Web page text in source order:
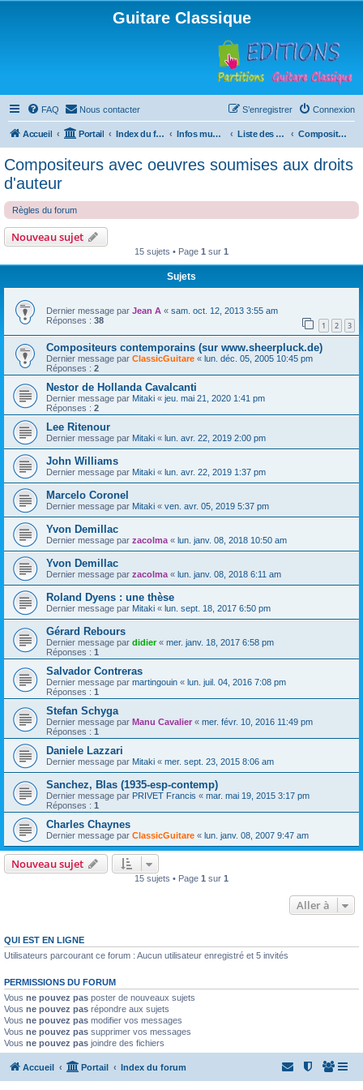
Guitare Classique
FAQ Nous contacter Connexion
S’enregistrer
Accueil Portail Index du forum Infos musicales Liste des compositeurs de musique pour guitare Compositeurs avec oeuvres soumises aux droits d'auteur
Compositeurs avec oeuvres soumises aux droits
d'auteur
Règles du forum
Nouveau sujet
15 sujets • Page 1 sur 1
Sujets
Dernier message par Jean A « sam. oct. 12, 2013 3:55 am
Réponses : 38 1 2 3
Compositeurs contemporains (sur www.sheerpluck.de)
Dernier message par ClassicGuitare « lun. déc. 05, 2005 10:45 pm
Réponses : 2
Nestor de Hollanda Cavalcanti
Dernier message par Mitaki « jeu. mai 21, 2020 1:41 pm
Réponses : 2
Lee Ritenour
Dernier message par Mitaki « lun. avr. 22, 2019 2:00 pm
John Williams
Dernier message par Mitaki « lun. avr. 22, 2019 1:37 pm
Marcelo Coronel
Dernier message par Mitaki « ven. avr. 05, 2019 5:37 pm
Yvon Demillac
Dernier message par zacolma « lun. janv. 08, 2018 10:50 am
Yvon Demillac
Dernier message par zacolma « lun. janv. 08, 2018 6:11 am
Roland Dyens : une thèse
Dernier message par Mitaki « lun. sept. 18, 2017 6:50 pm
Gérard Rebours
Dernier message par didier« mer. janv. 18, 2017 6:58 pm
Réponses : 1
Salvador Contreras
Dernier message par martingouin « lun. juil. 04, 2016 7:08 pm
Réponses : 1
Stefan Schyga
Dernier message par Manu Cavalier « mer. févr. 10, 2016 11:49 pm
Réponses : 1
Daniele Lazzari
Dernier message par Mitaki « mer. sept. 23, 2015 8:06 am
Sanchez, Blas (1935-esp-contemp)
Dernier message par PRIVET Francis « mar. mai 19, 2015 3:17 pm
Réponses : 1
Charles Chaynes
Dernier message par ClassicGuitare « lun. janv. 08, 2007 9:47 am
Nouveau sujet
15 sujets • Page 1 sur 1
Aller à
QUI EST EN LIGNE
Utilisateurs parcourant ce forum : Aucun utilisateur enregistré et 5 invités
PERMISSIONS DU FORUM
Vous ne pouvez pas poster de nouveaux sujets
Vous ne pouvez pas répondre aux sujets
Vous ne pouvez pas modifier vos messages
Vous ne pouvez pas supprimer vos messages
Vous ne pouvez pas joindre des fichiers
Accueil Portail Index du forum